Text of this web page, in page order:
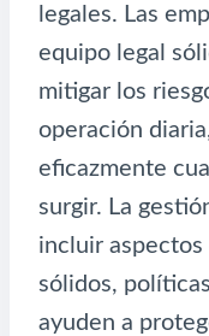
legales. Las
equipo legal
mitigar los
operación
eficazmente
surgir. La
incluir
sólidos,
ayuden a